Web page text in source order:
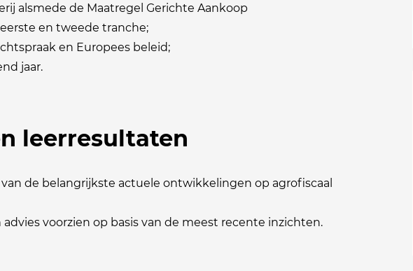
alsmede de Maatregel Gerichte Aankoop
en tweede tranche;
en Europees beleid;
jaar.
leerresultaten
de belangrijkste actuele ontwikkelingen op agrofiscaal
voorzien op basis van de meest recente inzichten.